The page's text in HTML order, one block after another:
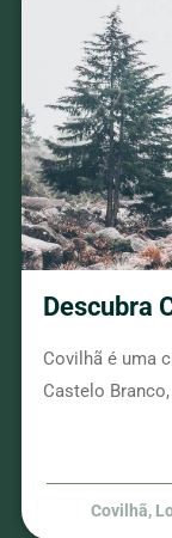
Descubra
Covilhã é uma
Castelo
Covilhã,